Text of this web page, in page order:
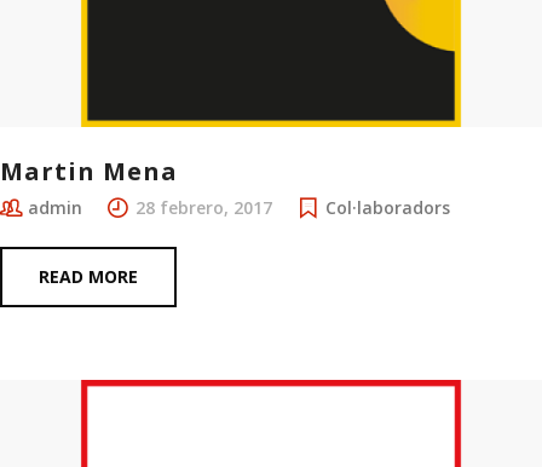
Martin Mena
admin 28 febrero, 2017 Col·laboradors
READ MORE